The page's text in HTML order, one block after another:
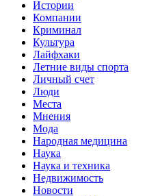
Истории
Компании
Криминал
Культура
Лайфхаки
Летние виды спорта
Личный счет
Люди
Места
Мнения
Мода
Народная медицина
Наука
Наука и техника
Недвижимость
Новости